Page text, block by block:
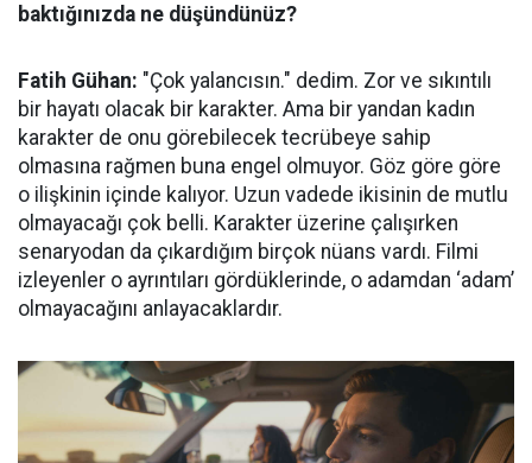
baktığınızda ne düşündünüz?
Fatih Gühan: "Çok yalancısın." dedim. Zor ve sıkıntılı
bir hayatı olacak bir karakter. Ama bir yandan kadın
karakter de onu görebilecek tecrübeye sahip
olmasına rağmen buna engel olmuyor. Göz göre göre
o ilişkinin içinde kalıyor. Uzun vadede ikisinin de mutlu
olmayacağı çok belli. Karakter üzerine çalışırken
senaryodan da çıkardığım birçok nüans vardı. Filmi
izleyenler o ayrıntıları gördüklerinde, o adamdan ‘adam’
olmayacağını anlayacaklardır.